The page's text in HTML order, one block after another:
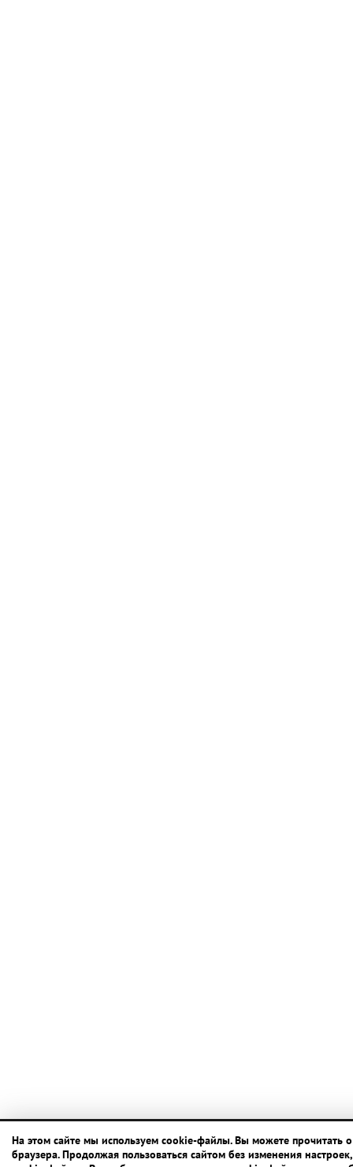
На этом сайте мы используем cookie-файлы. Вы можете прочитать
браузера. Продолжая пользоваться сайтом без изменения